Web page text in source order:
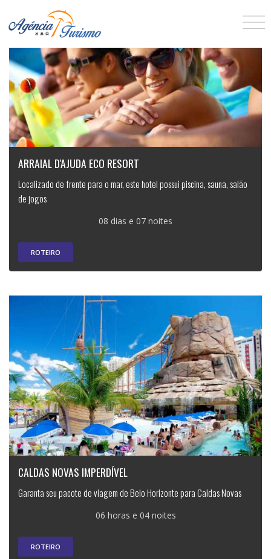
ARRAIAL D'AJUDA ECO RESORT
Localizado de frente para o mar, este hotel possui piscina, sauna, salão
de jogos
08 dias e 07 noites
ROTEIRO
CALDAS NOVAS IMPERDÍVEL
Garanta seu pacote de viagem de Belo Horizonte para Caldas Novas
06 horas e 04 noites
ROTEIRO